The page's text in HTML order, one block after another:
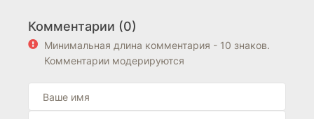
Комментарии (0)
Минимальная длина комментария - 10 знаков.
Комментарии модерируются